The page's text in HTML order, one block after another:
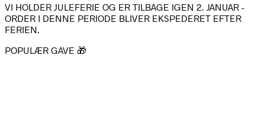
VI HOLDER JULEFERIE OG ER TILBAGE IGEN 2. JANUAR -
ORDER I DENNE PERIODE BLIVER EKSPEDERET EFTER
FERIEN.
POPULÆR GAVE 🎁